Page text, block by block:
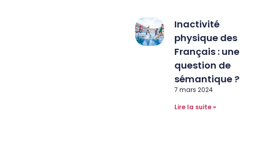
Inactivité
physique des
Français : une
question de
sémantique ?
7 mars 2024
Lire la suite »